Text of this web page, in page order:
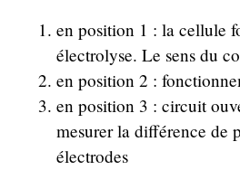
en position 1 : la cellule
électrolyse. Le sens du
en position 2 :
en position 3 : circuit
mesurer la différence de
électrodes